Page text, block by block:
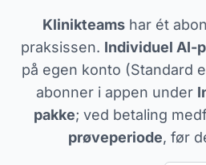
Klinikteamshar ét
praksissen. Individuel AI-
på egen konto
abonner i appen under
pakke; ved betaling
prøveperiode, før